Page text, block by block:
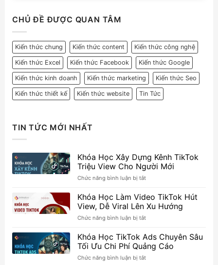
ratings
CHỦ ĐỀ ĐƯỢC QUAN TÂM
Kiến thức chung Kiến thức content Kiến thức công nghệ
Kiến thức Excel Kiến thức Facebook Kiến thức Google
Kiến thức kinh doanh Kiến thức marketing Kiến thức Seo
Kiến thức thiết kế Kiến thức website Tin Tức
TIN TỨC MỚI NHẤT
Khóa Học Xây Dựng Kênh TikTok
Triệu View Cho Người Mới
Chức năng bình luận bị tắtở
Học
Xây
Dựng
Kênh
Triệu
View
Cho
Người
Khóa Học Làm Video TikTok Hút
View, Dễ Viral Lên Xu Hướng
Chức năng bình luận bị tắtở
Học
Làm
Video
TikTok
Khóa Học TikTok Ads Chuyên Sâu
Tối Ưu Chi Phí Quảng Cáo
Chức năng bình luận bị tắtở